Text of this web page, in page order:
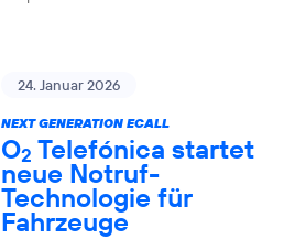
24. Januar 2026
NEXT GENERATION ECALL
O2 Telefónica startet
neue Notruf-
Technologie für
Fahrzeuge